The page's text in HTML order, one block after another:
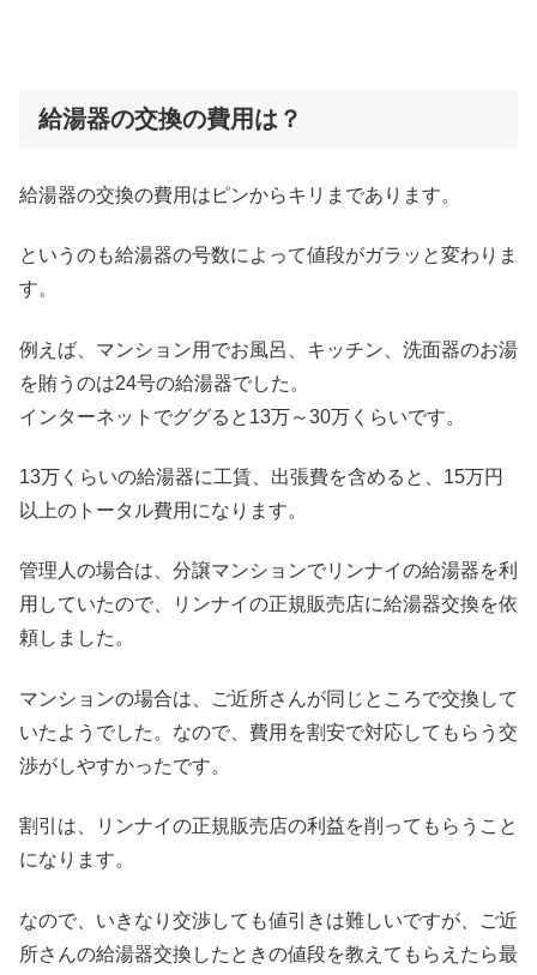
給湯器の交換の費用は？
給湯器の交換の費用はピンからキリまであります。
というのも給湯器の号数によって値段がガラッと変わりま
す。
例えば、マンション用でお風呂、キッチン、洗面器のお湯
を賄うのは24号の給湯器でした。
インターネットでググると13万～30万くらいです。
13万くらいの給湯器に工賃、出張費を含めると、15万円
以上のトータル費用になります。
管理人の場合は、分譲マンションでリンナイの給湯器を利
用していたので、リンナイの正規販売店に給湯器交換を依
頼しました。
マンションの場合は、ご近所さんが同じところで交換して
いたようでした。なので、費用を割安で対応してもらう交
渉がしやすかったです。
割引は、リンナイの正規販売店の利益を削ってもらうこと
になります。
なので、いきなり交渉しても値引きは難しいですが、ご近
所さんの給湯器交換したときの値段を教えてもらえたら最